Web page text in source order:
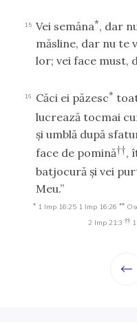
15 Vei semăna*, dar
măsline, dar nu te
lor; vei face must,
16 Căci ei păzesc*
lucrează tocmai
şi umblă după
face de pomină††,
batjocură şi vei
Meu.”
* 1 Imp 16:25 1 Imp 16:26 **
2 Imp 21:3 ††